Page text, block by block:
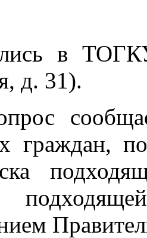
в
д. 31).
граждан,